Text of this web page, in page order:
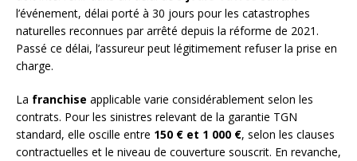
l’événement, délai porté à 30 jours pour les catastrophes
naturelles reconnues par arrêté depuis la réforme de 2021.
Passé ce délai, l’assureur peut légitimement refuser la prise en
charge.
La franchise applicable varie considérablement selon les
contrats. Pour les sinistres relevant de la garantie TGN
standard, elle oscille entre 150 € et 1 000 €, selon les clauses
contractuelles et le niveau de couverture souscrit. En revanche,